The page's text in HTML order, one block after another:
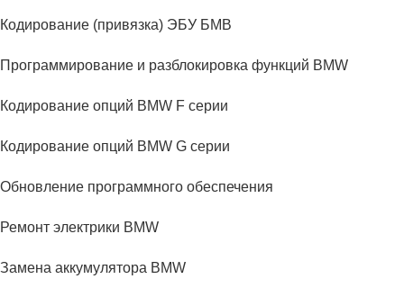
Кодирование (привязка) ЭБУ БМВ
Программирование и разблокировка функций BMW
Кодирование опций BMW F серии
Кодирование опций BMW G серии
Обновление программного обеспечения
Ремонт электрики BMW
Замена аккумулятора BMW